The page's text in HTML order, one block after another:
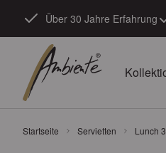
Über 30 Jahre Erfahrung
Startseite Servietten Lunch